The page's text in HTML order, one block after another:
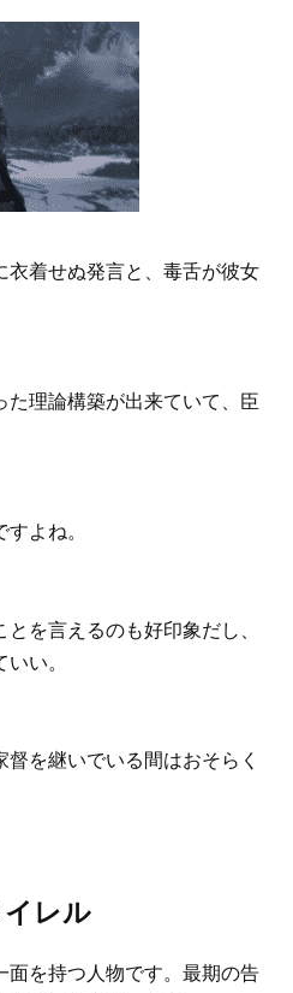
衣着せぬ発言と、毒舌が彼女
た理論構築が出来ていて、臣
よね。
を言えるのも好印象だし、
い。
を継いでいる間はおそらく
レル
面を持つ人物です。最期の告